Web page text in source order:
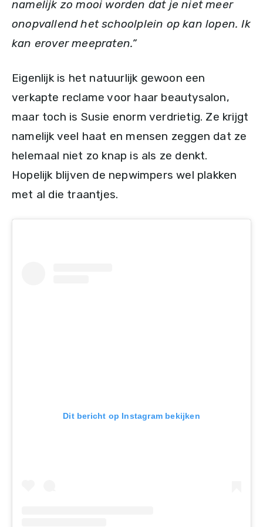
namelijk zo mooi worden dat je niet meer
onopvallend het schoolplein op kan lopen. Ik
kan erover meepraten.”
Eigenlijk is het natuurlijk gewoon een
verkapte reclame voor haar beautysalon,
maar toch is Susie enorm verdrietig. Ze krijgt
namelijk veel haat en mensen zeggen dat ze
helemaal niet zo knap is als ze denkt.
Hopelijk blijven de nepwimpers wel plakken
met al die traantjes.
Dit bericht op Instagram bekijken